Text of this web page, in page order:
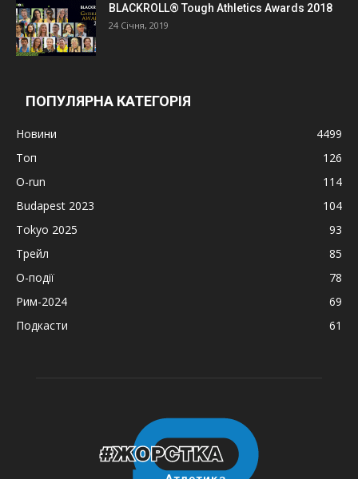
BLACKROLL® Tough Athletics Awards 2018
24 Січня, 2019
ПОПУЛЯРНА КАТЕГОРІЯ
Новини
4499
Топ
126
O-run
114
Budapest 2023
104
Tokyo 2025
93
Трейл
85
О-події
78
Рим-2024
69
Подкасти
61